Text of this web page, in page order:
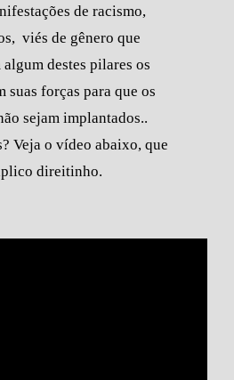
de racismo,
viés de gênero que
destes pilares os
suas forças para que os
sejam implantados..
Veja o vídeo abaixo, que
direitinho.